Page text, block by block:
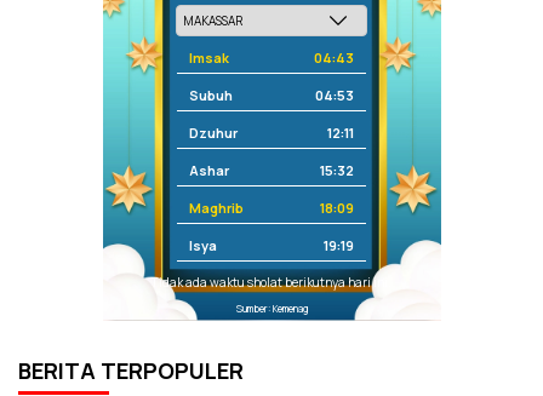
Imsak 04:43
Subuh 04:53
Dzuhur 12:11
Ashar 15:32
Maghrib 18:09
Isya 19:19
Tidak ada waktu sholat berikutnya hari ini.
Sumber: Kemenag
BERITA TERPOPULER